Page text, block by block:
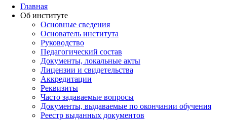
Главная
Об институте
Основные сведения
Основатель института
Руководство
Педагогический состав
Документы, локальные акты
Лицензии и свидетельства
Аккредитации
Реквизиты
Часто задаваемые вопросы
Документы, выдаваемые по окончании обучения
Реестр выданных документов